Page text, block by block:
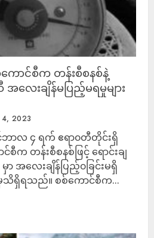
ောင်စီက တန်းစီစနစ်နဲ့
အလေးချိန်မပြည့်​မရမှုများ
4, 2023
ာလ ၄ ရက် ဧရာ၀တီတိုင်းရှိ
စီက တန်းစီစနစ်ဖြင့် ရောင်းချ
အလေးချိန်ပြည့်၀ခြင်းမရှိ
မှသိရှိရသည်။ စစ်ကောင်စီက...